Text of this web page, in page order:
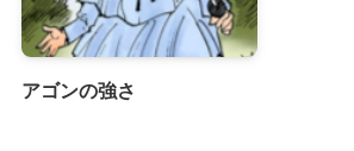
アゴンの強さ